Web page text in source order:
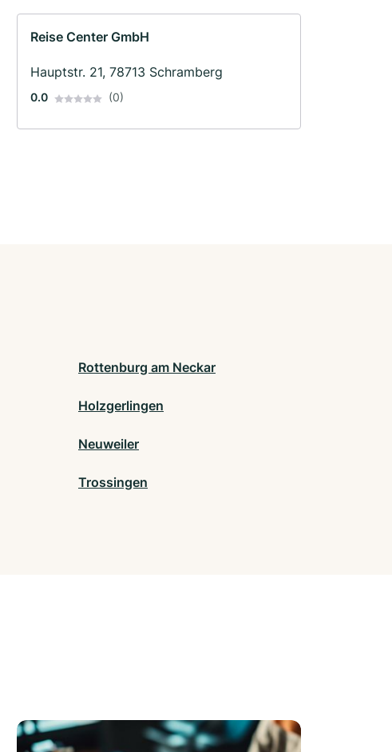
Reise Center GmbH
Hauptstr. 21, 78713 Schramberg
0.0 (0)
Rottenburg am Neckar
Holzgerlingen
Neuweiler
Trossingen